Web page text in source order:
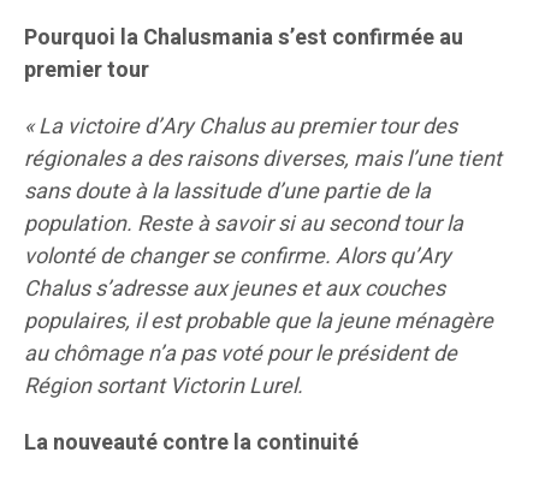
Pourquoi la Chalusmania s’est confirmée au
premier tour
« La victoire d’Ary Chalus au premier tour des
régionales a des raisons diverses, mais l’une tient
sans doute à la lassitude d’une partie de la
population. Reste à savoir si au second tour la
volonté de changer se confirme. Alors qu’Ary
Chalus s’adresse aux jeunes et aux couches
populaires, il est probable que la jeune ménagère
au chômage n’a pas voté pour le président de
Région sortant Victorin Lurel.
La nouveauté contre la continuité